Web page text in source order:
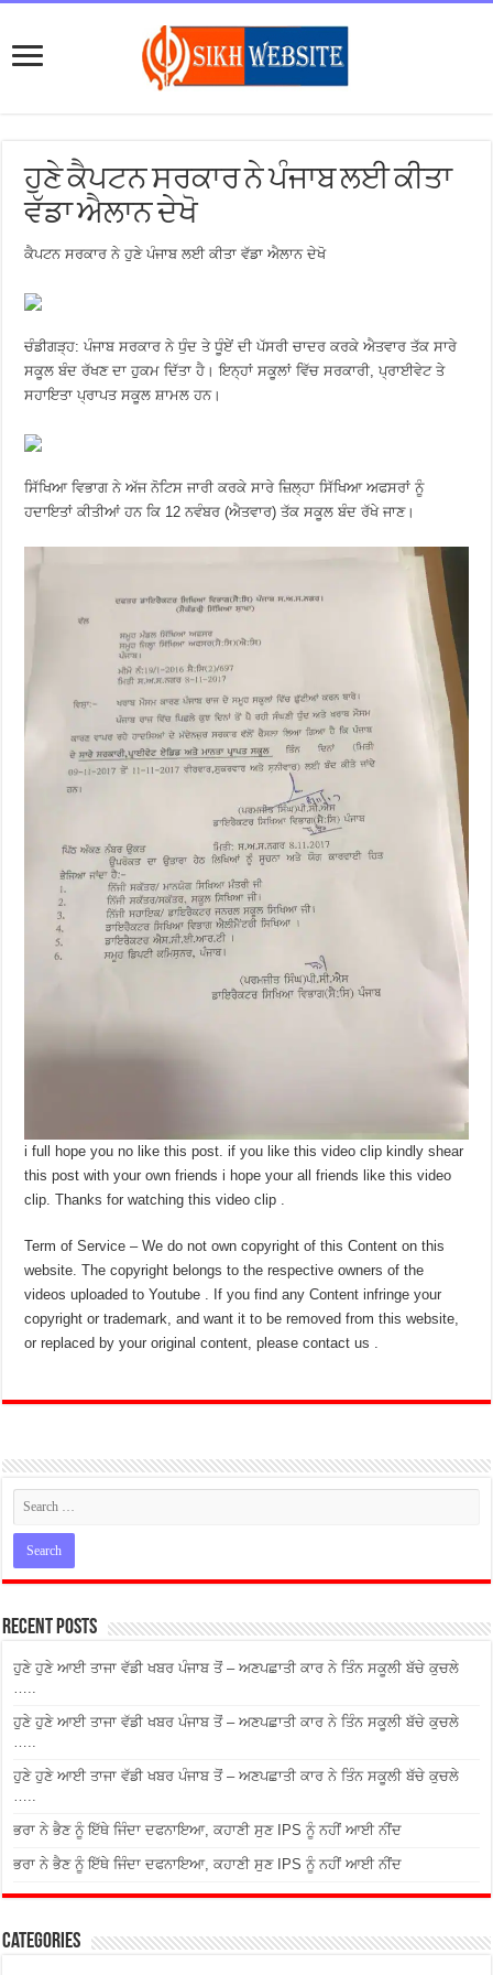
ਹੁਣੇ ਕੈਪਟਨ ਸਰਕਾਰ ਨੇ ਪੰਜਾਬ ਲਈ ਕੀਤਾ
ਵੱਡਾ ਐਲਾਨ ਦੇਖੋ
ਕੈਪਟਨ ਸਰਕਾਰ ਨੇ ਹੁਣੇ ਪੰਜਾਬ ਲਈ ਕੀਤਾ ਵੱਡਾ ਐਲਾਨ ਦੇਖੋ
ਚੰਡੀਗੜ੍ਹ: ਪੰਜਾਬ ਸਰਕਾਰ ਨੇ ਧੁੰਦ ਤੇ ਧੂੰਏਂ ਦੀ ਪੱਸਰੀ ਚਾਦਰ ਕਰਕੇ ਐਤਵਾਰ ਤੱਕ ਸਾਰੇ
ਸਕੂਲ ਬੰਦ ਰੱਖਣ ਦਾ ਹੁਕਮ ਦਿੱਤਾ ਹੈ। ਇਨ੍ਹਾਂ ਸਕੂਲਾਂ ਵਿੱਚ ਸਰਕਾਰੀ, ਪ੍ਰਾਈਵੇਟ ਤੇ
ਸਹਾਇਤਾ ਪ੍ਰਾਪਤ ਸਕੂਲ ਸ਼ਾਮਲ ਹਨ।
ਸਿੱਖਿਆ ਵਿਭਾਗ ਨੇ ਅੱਜ ਨੋਟਿਸ ਜਾਰੀ ਕਰਕੇ ਸਾਰੇ ਜ਼ਿਲ੍ਹਾ ਸਿੱਖਿਆ ਅਫਸਰਾਂ ਨੂੰ
ਹਦਾਇਤਾਂ ਕੀਤੀਆਂ ਹਨ ਕਿ 12 ਨਵੰਬਰ (ਐਤਵਾਰ) ਤੱਕ ਸਕੂਲ ਬੰਦ ਰੱਖੇ ਜਾਣ।
i full hope you no like this post. if you like this video clip kindly shear
this post with your own friends i hope your all friends like this video
clip. Thanks for watching this video clip .
Term of Service – We do not own copyright of this Content on this
website. The copyright belongs to the respective owners of the
videos uploaded to Youtube . If you find any Content infringe your
copyright or trademark, and want it to be removed from this website,
or replaced by your original content, please contact us .
Recent Posts
ਹੁਣੇ ਹੁਣੇ ਆਈ ਤਾਜਾ ਵੱਡੀ ਖਬਰ ਪੰਜਾਬ ਤੋਂ – ਅਣਪਛਾਤੀ ਕਾਰ ਨੇ ਤਿੰਨ ਸਕੂਲੀ ਬੱਚੇ ਕੁਚਲੇ
…..
ਹੁਣੇ ਹੁਣੇ ਆਈ ਤਾਜਾ ਵੱਡੀ ਖਬਰ ਪੰਜਾਬ ਤੋਂ – ਅਣਪਛਾਤੀ ਕਾਰ ਨੇ ਤਿੰਨ ਸਕੂਲੀ ਬੱਚੇ ਕੁਚਲੇ
…..
ਹੁਣੇ ਹੁਣੇ ਆਈ ਤਾਜਾ ਵੱਡੀ ਖਬਰ ਪੰਜਾਬ ਤੋਂ – ਅਣਪਛਾਤੀ ਕਾਰ ਨੇ ਤਿੰਨ ਸਕੂਲੀ ਬੱਚੇ ਕੁਚਲੇ
…..
ਭਰਾ ਨੇ ਭੈਣ ਨੂੰ ਇੱਥੇ ਜਿੰਦਾ ਦਫਨਾਇਆ, ਕਹਾਣੀ ਸੁਣ IPS ਨੂੰ ਨਹੀਂ ਆਈ ਨੀਂਦ
ਭਰਾ ਨੇ ਭੈਣ ਨੂੰ ਇੱਥੇ ਜਿੰਦਾ ਦਫਨਾਇਆ, ਕਹਾਣੀ ਸੁਣ IPS ਨੂੰ ਨਹੀਂ ਆਈ ਨੀਂਦ
Categories